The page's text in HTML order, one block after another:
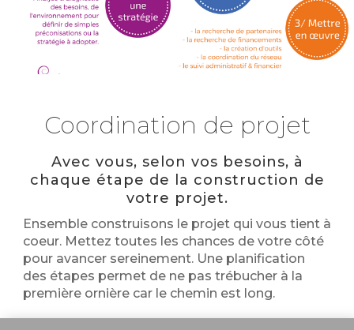
Coordination de projet
Avec vous, selon vos besoins, à
chaque étape de la construction de
votre projet.
Ensemble construisons le projet qui vous tient à
coeur. Mettez toutes les chances de votre côté
pour avancer sereinement. Une planification
des étapes permet de ne pas trébucher à la
première ornière car le chemin est long.